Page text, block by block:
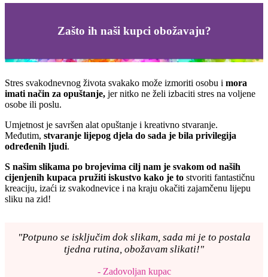
Zašto ih naši kupci obožavaju?
Stres svakodnevnog života svakako može izmoriti osobu i mora
imati način za opuštanje, jer nitko ne želi izbaciti stres na voljene
osobe ili poslu.
Umjetnost je savršen alat opuštanje i kreativno stvaranje.
Međutim, stvaranje lijepog djela do sada je bila privilegija
određenih ljudi.
S našim slikama po brojevima cilj nam je svakom od naših
cijenjenih kupaca pružiti iskustvo kako je to stvoriti fantastičnu
kreaciju, izaći iz svakodnevice i na kraju okačiti zajamčenu lijepu
sliku na zid!
"Potpuno se isključim dok slikam, sada mi je to postala
tjedna rutina, obožavam slikati!"
- Zadovoljan kupac